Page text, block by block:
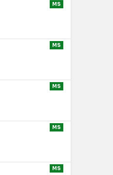
MS
MS
MS
MS
MS